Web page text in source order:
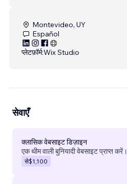
Montevideo, UY
Español
प्लेटफ़ॉर्म:Wix Studio
सेवाएँ
क्लासिक वेबसाइट डिज़ाइन
एक थीम वाली बुनियादी वेबसाइट प्राप्त करें।
से$1,100